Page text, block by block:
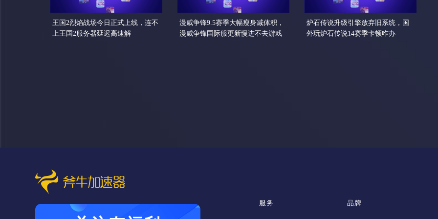
王国2烈焰战场今日正式上线，连不
上王国2服务器延迟高速解
漫威争锋9.5赛季大幅瘦身减体积，
漫威争锋国际服更新慢进不去游戏
炉石传说升级引擎放弃旧系统，国
外玩炉石传说14赛季卡顿咋办
服务 品牌